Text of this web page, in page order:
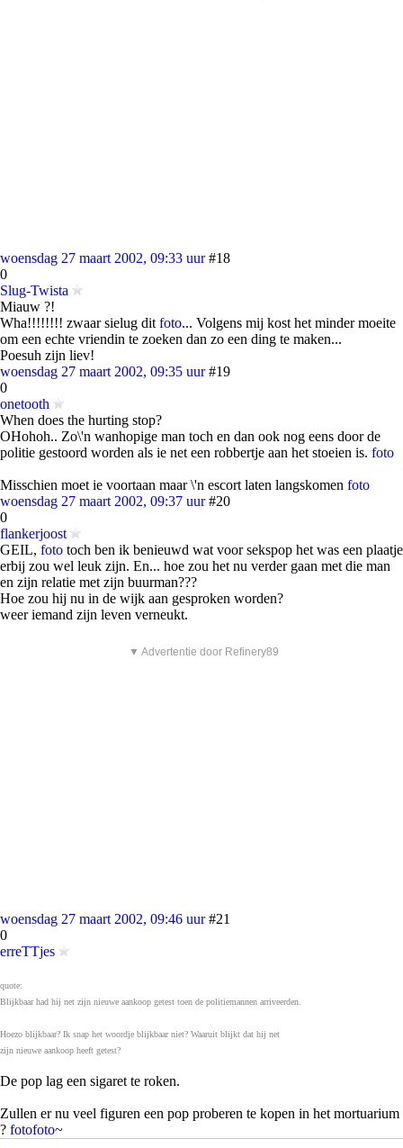
woensdag 27 maart 2002, 09:33 uur #18
0
Slug-Twista
Miauw ?!
Wha!!!!!!!! zwaar sielug dit foto... Volgens mij kost het minder moeite
om een echte vriendin te zoeken dan zo een ding te maken...
Poesuh zijn liev!
woensdag 27 maart 2002, 09:35 uur #19
0
onetooth
When does the hurting stop?
OHohoh.. Zo\'n wanhopige man toch en dan ook nog eens door de
politie gestoord worden als ie net een robbertje aan het stoeien is. foto
Misschien moet ie voortaan maar \'n escort laten langskomen foto
woensdag 27 maart 2002, 09:37 uur #20
0
flankerjoost
GEIL, foto toch ben ik benieuwd wat voor sekspop het was een plaatje
erbij zou wel leuk zijn. En... hoe zou het nu verder gaan met die man
en zijn relatie met zijn buurman???
Hoe zou hij nu in de wijk aan gesproken worden?
weer iemand zijn leven verneukt.
▼ Advertentie door Refinery89
woensdag 27 maart 2002, 09:46 uur #21
0
erreTTjes
quote:
Blijkbaar had hij net zijn nieuwe aankoop getest toen de politiemannen arriveerden.
Hoezo blijkbaar? Ik snap het woordje blijkbaar niet? Waaruit blijkt dat hij net
zijn nieuwe aankoop heeft getest?
De pop lag een sigaret te roken.
Zullen er nu veel figuren een pop proberen te kopen in het mortuarium
? fotofoto~